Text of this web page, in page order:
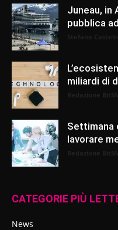
Juneau, in
pubblica
miliardi di
Settimana
lavorare
CATEGORIE PIÙ
News